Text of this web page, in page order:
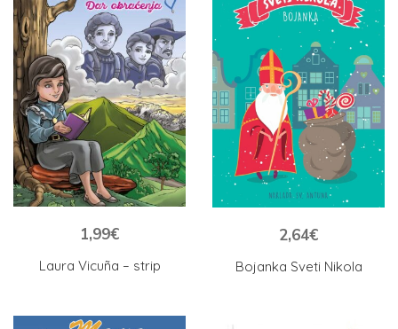
Laura Vicuña – strip
1,99€
Bojanka Sveti Nikola
2,64€